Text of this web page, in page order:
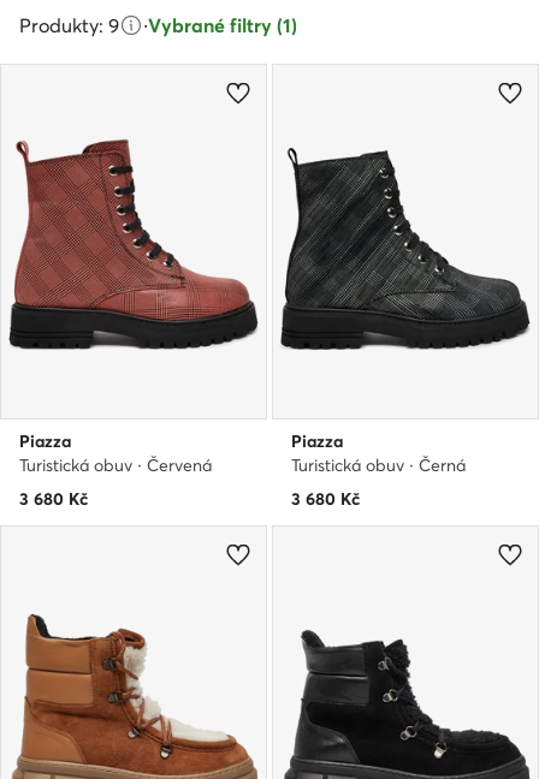
Produkty: 9 ·Vybrané filtry (1)
Piazza
Turistická obuv · Červená
3 680 Kč
Piazza
Turistická obuv · Černá
3 680 Kč